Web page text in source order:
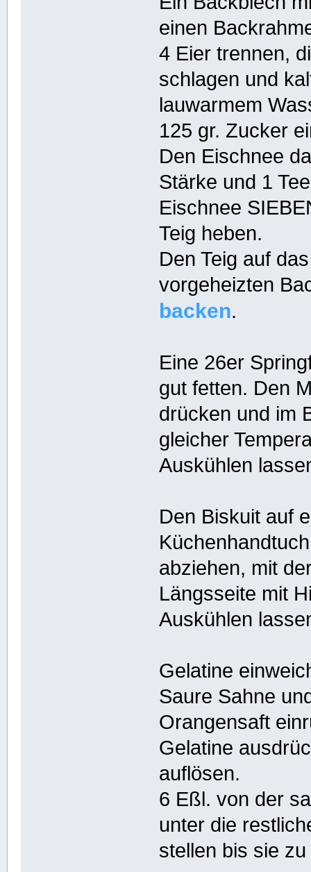
einen
4 Eier trennen,
schlagen und
lauwarmem
125 gr. Zucker
Den Eischnee
Stärke und 1
Eischnee
Teig heben.
Den Teig auf
vorgeheizten
backen.
Eine 26er
gut fetten. Den
drücken und im
gleicher
Auskühlen
Den Biskuit auf
abziehen, mit
Längsseite mit
Auskühlen
Gelatine
Saure Sahne
Orangensaft
Gelatine
auflösen.
6 Eßl. von der
unter die
stellen bis sie